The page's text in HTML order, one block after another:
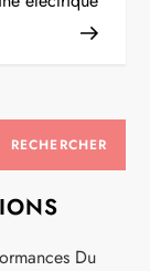
Du